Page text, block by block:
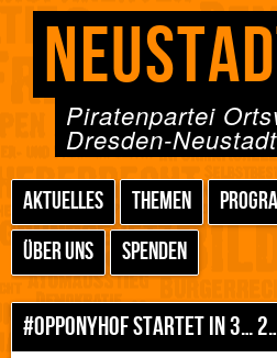
Piratenpartei
Dresden-Neustadt
AKTUELLES THEMEN
ÜBER UNS
SPENDEN
#OPPONYHOF STARTET IN 3…